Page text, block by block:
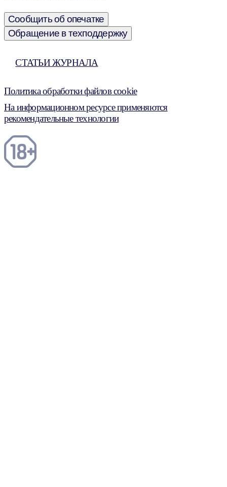
Сообщить об опечатке
Обращение в техподдержку
СТАТЬИ ЖУРНАЛА
Политика обработки файлов cookie
На информационном ресурсе применяются
рекомендательные технологии